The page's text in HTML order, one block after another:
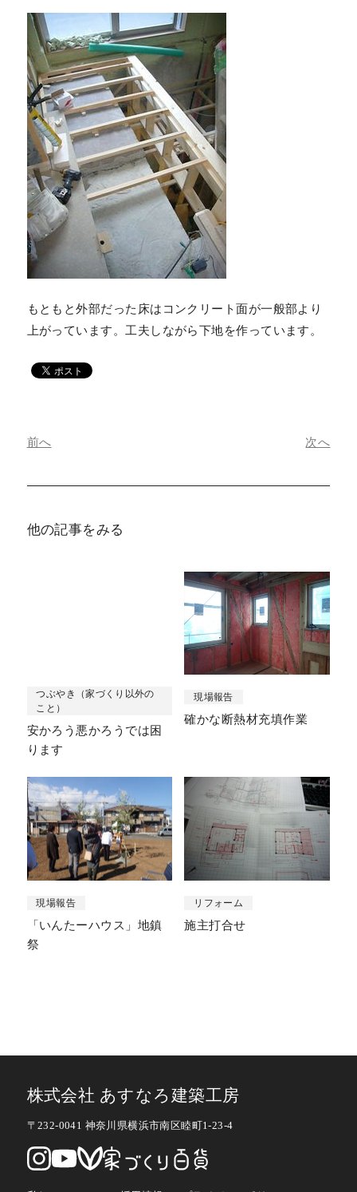
もともと外部だった床はコンクリート面が一般部より
上がっています。工夫しながら下地を作っています。
前へ 次へ
他の記事をみる
つぶやき（家づくり以外の
こと）
安かろう悪かろうでは困
ります
現場報告
確かな断熱材充填作業
現場報告
「いんたーハウス」地鎮
祭
リフォーム
施主打合せ
株式会社 あすなろ建築工房
〒232-0041 神奈川県横浜市南区睦町1-23-4